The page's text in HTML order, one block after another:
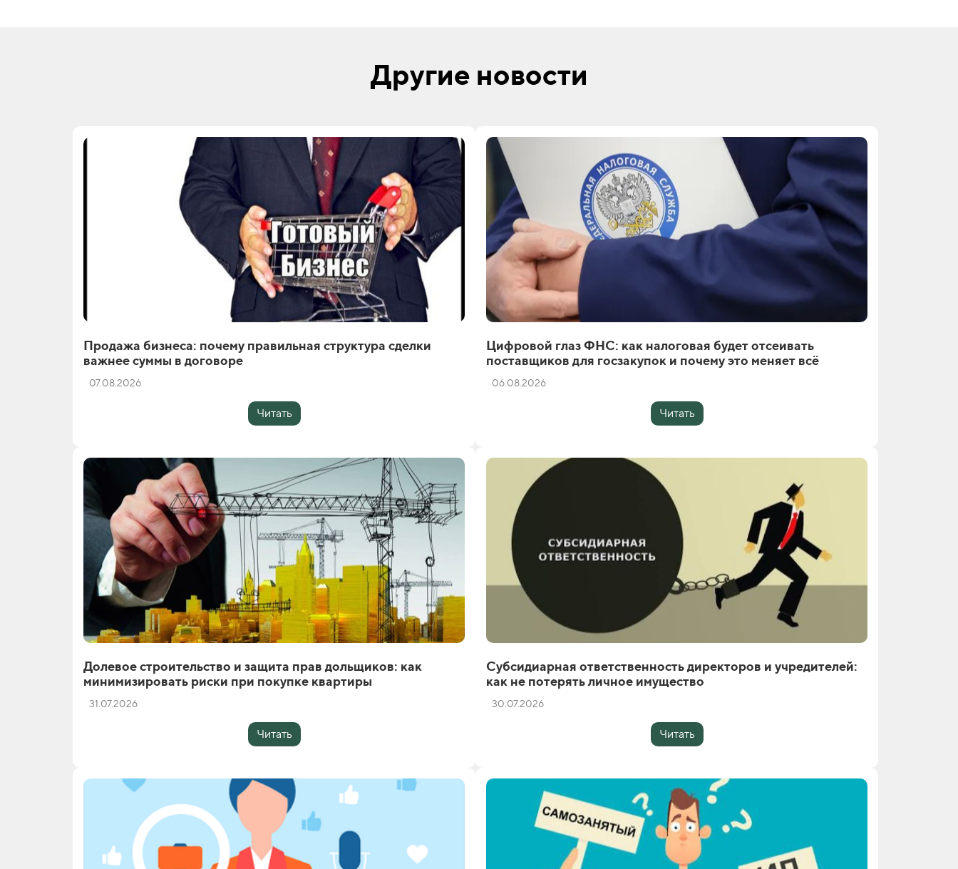
Другие новости
Продажа бизнеса: почему правильная структура сделки
важнее суммы в договоре
07.08.2026
Читать
Цифровой глаз ФНС: как налоговая будет отсеивать
поставщиков для госзакупок и почему это меняет всё
06.08.2026
Читать
Долевое строительство и защита прав дольщиков: как
минимизировать риски при покупке квартиры
31.07.2026
Читать
Субсидиарная ответственность директоров и учредителей:
как не потерять личное имущество
30.07.2026
Читать